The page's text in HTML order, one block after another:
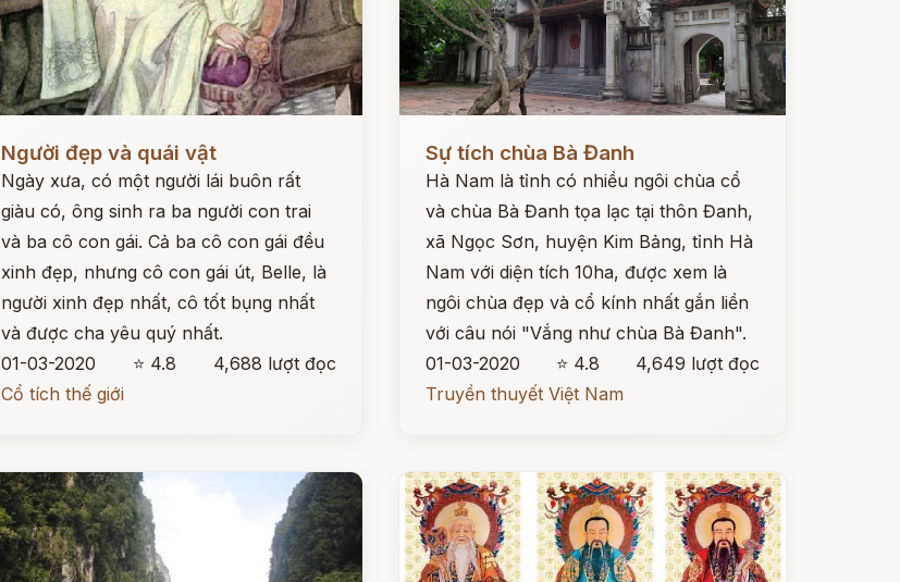
Người đẹp và quái vật
Ngày xưa, có một người lái buôn rất
giàu có, ông sinh ra ba người con trai
và ba cô con gái. Cả ba cô con gái đều
xinh đẹp, nhưng cô con gái út, Belle, là
người xinh đẹp nhất, cô tốt bụng nhất
và được cha yêu quý nhất.
01-03-2020
⭐ 4.8
4,688 lượt đọc
Cổ tích thế giới
Sự tích chùa Bà Đanh
Hà Nam là tỉnh có nhiều ngôi chùa cổ
và chùa Bà Đanh tọa lạc tại thôn Đanh,
xã Ngọc Sơn, huyện Kim Bảng, tỉnh Hà
Nam với diện tích 10ha, được xem là
ngôi chùa đẹp và cổ kính nhất gắn liền
với câu nói "Vắng như chùa Bà Đanh".
01-03-2020
⭐ 4.8
4,649 lượt đọc
Truyền thuyết Việt Nam